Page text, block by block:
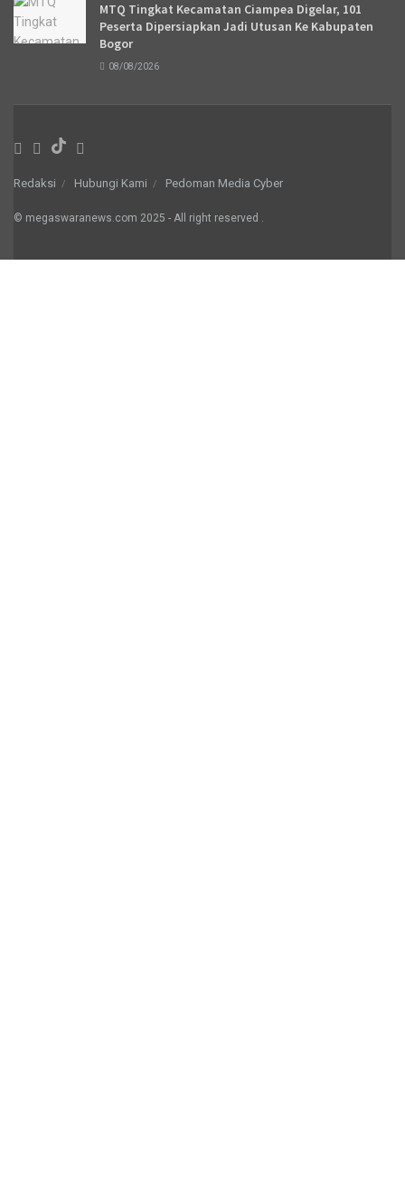
MTQ Tingkat Kecamatan Ciampea Digelar, 101
Peserta Dipersiapkan Jadi Utusan Ke Kabupaten
Bogor
08/08/2026
Redaksi Hubungi Kami Pedoman Media Cyber
© megaswaranews.com 2025 - All right reserved .